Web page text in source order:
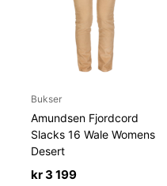
Bukser
Amundsen Fjordcord
Slacks 16 Wale Womens
Desert
kr3 199